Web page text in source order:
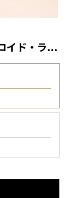
開業30周年記念商品 フランク・ロイド・ライト ハンカチ